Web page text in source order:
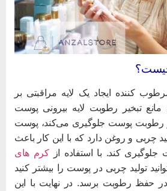
کننده ایجاد یک لایه مراقبتی بر
تبخیر رطوبت لایه بیرونی پوست
پوست جلوگیری می‌کند، پوست
چربی و روغن دارد که با این کار باعث
کند. با استفاده از
کرم های
تولید چربی در پوست را بیشتر کنید
رطوبت برسد. در نهایت با این